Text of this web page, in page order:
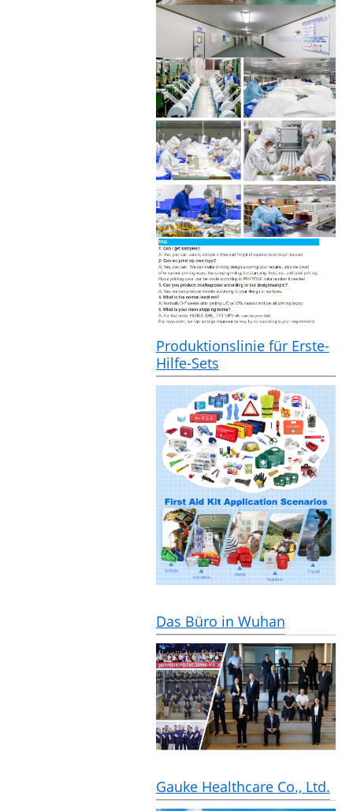
Produktionslinie für Erste-
Hilfe-Sets
Das Büro in Wuhan
Gauke Healthcare Co., Ltd.